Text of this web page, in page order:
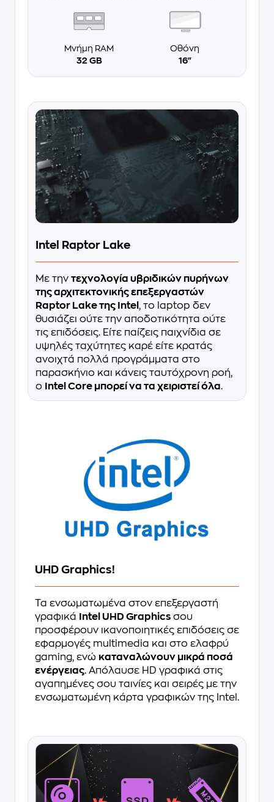
Μνήμη RAM
32 GB
Οθόνη
16"
Intel Raptor Lake
Με την τεχνολογία υβριδικών πυρήνων
της αρχιτεκτονικής επεξεργαστών
Raptor Lake της Intel , το laptop δεν
θυσιάζει ούτε την αποδοτικότητα ούτε
τις επιδόσεις. Είτε παίζεις παιχνίδια σε
υψηλές ταχύτητες καρέ είτε κρατάς
ανοιχτά πολλά προγράμματα στο
παρασκήνιο και κάνεις ταυτόχρονη ροή,
ο
Intel Core μπορεί να τα χειριστεί όλα.
UHD Graphics!
Τα ενσωματωμένα στον επεξεργαστή
γραφικά
Intel UHD Graphics σου
προσφέρουν ικανοποιητικές επιδόσεις σε
εφαρμογές multimedia και στο ελαφρύ
gaming, ενώ καταναλώνουν μικρά ποσά
ενέργειας. Απόλαυσε HD γραφικά στις
αγαπημένες σου ταινίες και σειρές με την
ενσωματωμένη κάρτα γραφικών της Intel.